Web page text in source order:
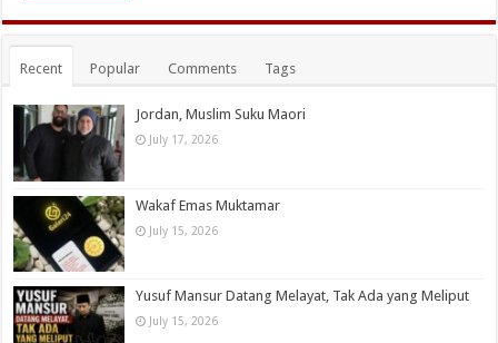
Recent Popular Comments Tags
Jordan, Muslim Suku Maori
July 17, 2026
Wakaf Emas Muktamar
July 15, 2026
Yusuf Mansur Datang Melayat, Tak Ada yang Meliput
July 15, 2026